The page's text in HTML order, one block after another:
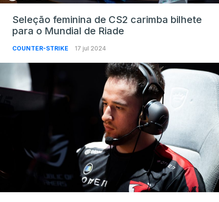
Seleção feminina de CS2 carimba bilhete
para o Mundial de Riade
COUNTER-STRIKE 17 jul 2024